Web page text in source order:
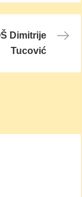
Dimitrije
Tucović